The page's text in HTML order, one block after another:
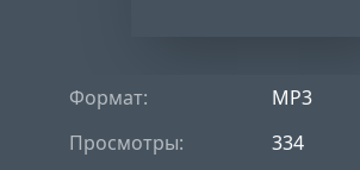
Формат:
MP3
Просмотры:
334